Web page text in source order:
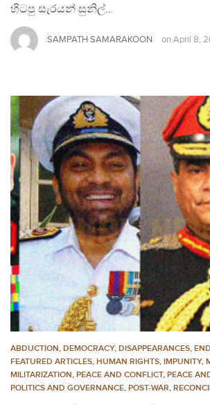
හිටපු සැරයන් සුනිල්…
SAMPATH SAMARAKOON on April 8,
ABDUCTION, DEMOCRACY, DISAPPEARANCES,
FEATURED ARTICLES, HUMAN RIGHTS, IMPUNITY,
MILITARIZATION, PEACE AND CONFLICT, PEACE
POLITICS AND GOVERNANCE, POST-WAR,